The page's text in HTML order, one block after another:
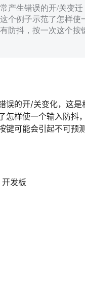
产生错误的开/关变
个例子示范了怎样
防抖，按一次这个
误的开/关变化，这
怎样使一个输入防抖
键可能会引起不可
发板